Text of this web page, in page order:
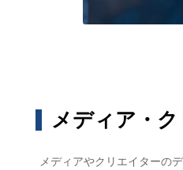
メディア・
メディアやクリエイターの